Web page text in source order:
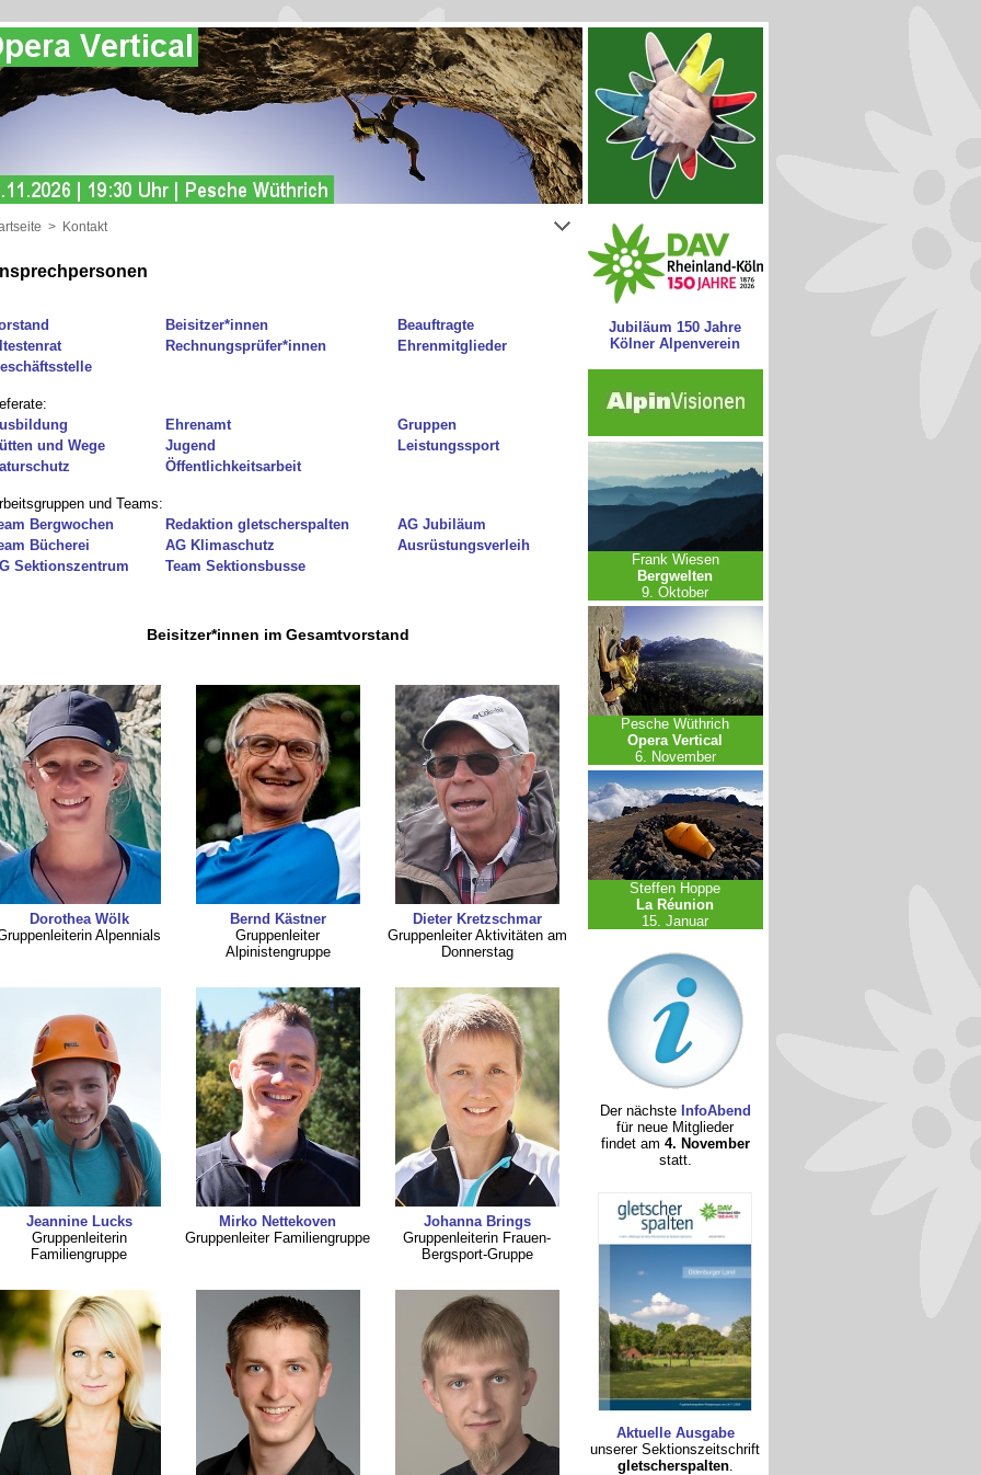
> Kontakt
Beisitzer*innen
Beauftragte
Rechnungsprüfer*innen
Ehrenmitglieder
Ehrenamt
Gruppen
und Wege
Jugend
Leistungssport
Öffentlichkeitsarbeit
und Teams:
Bergwochen
Redaktion gletscherspalten
AG Jubiläum
Bücherei
AG Klimaschutz
Ausrüstungsverleih
Sektionszentrum
Team Sektionsbusse
Beisitzer*innen im Gesamtvorstand
Dorothea Wölk
Alpennials
Bernd Kästner
Gruppenleiter
Alpinistengruppe
Dieter Kretzschmar
Gruppenleiter Aktivitäten am
Donnerstag
Jeannine Lucks
Gruppenleiterin
Familiengruppe
Mirko Nettekoven
Gruppenleiter Familiengruppe
Johanna Brings
Gruppenleiterin Frauen-
Bergsport-Gruppe
Jubiläum 150 Jahre
Kölner Alpenverein
Frank Wiesen
Bergwelten
9. Oktober
Pesche Wüthrich
Opera Vertical
6. November
Steffen Hoppe
La Réunion
15. Januar
Der nächste InfoAbend
für neue Mitglieder
findet am 4. November
statt.
Aktuelle Ausgabe
unserer Sektionszeitschrift
gletscherspalten.